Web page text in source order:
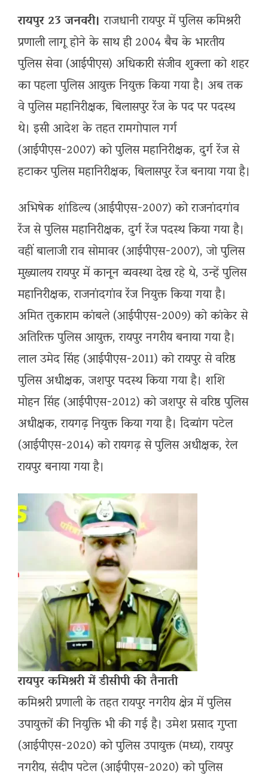
रायपुर 23 जनवरी। राजधानी रायपुर में पुलिस कमिश्नरी
प्रणाली लागू होने के साथ ही 2004 बैच के भारतीय
पुलिस सेवा (आईपीएस) अधिकारी संजीव शुक्ला को शहर
का पहला पुलिस आयुक्त नियुक्त किया गया है। अब तक
वे पुलिस महानिरीक्षक, बिलासपुर रेंज के पद पर पदस्थ
थे। इसी आदेश के तहत रामगोपाल गर्ग
(आईपीएस-2007) को पुलिस महानिरीक्षक, दुर्ग रेंज से
हटाकर पुलिस महानिरीक्षक, बिलासपुर रेंज बनाया गया है।
अभिषेक शांडिल्य (आईपीएस-2007) को राजनांदगांव
रेंज से पुलिस महानिरीक्षक, दुर्ग रेंज पदस्थ किया गया है।
वहीं बालाजी राव सोमावर (आईपीएस-2007), जो पुलिस
मुख्यालय रायपुर में कानून व्यवस्था देख रहे थे, उन्हें पुलिस
महानिरीक्षक, राजनांदगांव रेंज नियुक्त किया गया है।
अमित तुकाराम कांबले (आईपीएस-2009) को कांकेर से
अतिरिक्त पुलिस आयुक्त, रायपुर नगरीय बनाया गया है।
लाल उमेद सिंह (आईपीएस-2011) को रायपुर से वरिष्ठ
पुलिस अधीक्षक, जशपुर पदस्थ किया गया है। शशि
मोहन सिंह (आईपीएस-2012) को जशपुर से वरिष्ठ पुलिस
अधीक्षक, रायगढ़ नियुक्त किया गया है। दिव्यांग पटेल
(आईपीएस-2014) को रायगढ़ से पुलिस अधीक्षक, रेल
रायपुर बनाया गया है।
रायपुर कमिश्नरी में डीसीपी की तैनाती
कमिश्नरी प्रणाली के तहत रायपुर नगरीय क्षेत्र में पुलिस
उपायुक्तों की नियुक्ति भी की गई है। उमेश प्रसाद गुप्ता
(आईपीएस-2020) को पुलिस उपायुक्त (मध्य), रायपुर
नगरीय, संदीप पटेल (आईपीएस-2020) को पुलिस